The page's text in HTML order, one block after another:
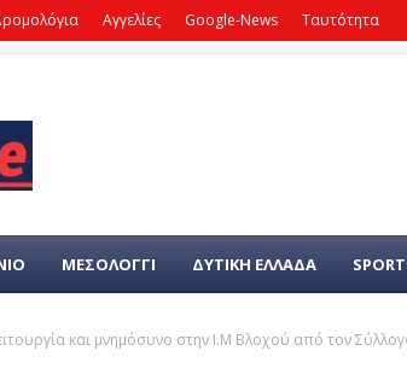
Αγγελίες Google-News Ταυτότητα
ΜΕΣΟΛΟΓΓΙ ΔΥΤΙΚΗ ΕΛΛΑΔΑ
και μνημόσυνο στην Ι.Μ Βλοχού από τον